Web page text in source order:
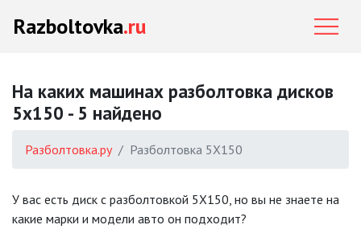
Razboltovka.ru
На каких машинах разболтовка дисков
5x150 - 5 найдено
Разболтовка.ру Разболтовка 5X150
У вас есть диск с разболтовкой 5X150, но вы не знаете на
какие марки и модели авто он подходит?